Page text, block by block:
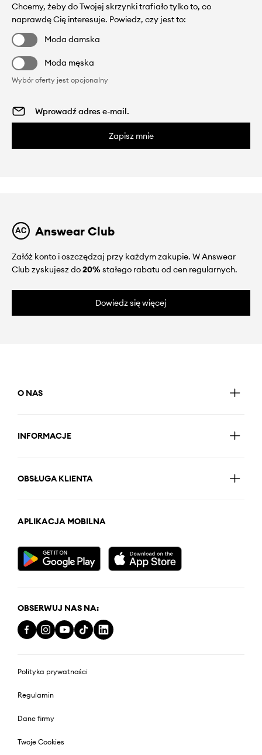
Chcemy, żeby do Twojej skrzynki trafiało tylko to, co
naprawdę Cię interesuje. Powiedz, czy jest to:
Moda damska
Moda męska
Wybór oferty jest opcjonalny
Zapisz mnie
Answear Club
Załóż konto i oszczędzaj przy każdym zakupie. W Answear
Club zyskujesz do20%stałego rabatu od cen regularnych.
Dowiedz się więcej
O NAS
INFORMACJE
OBSŁUGA KLIENTA
APLIKACJA MOBILNA
OBSERWUJ NAS NA:
Polityka prywatności
Regulamin
Dane firmy
Twoje Cookies